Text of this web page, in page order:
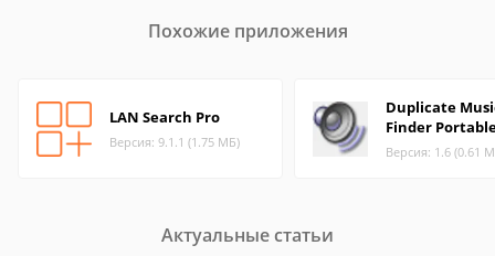
Похожие приложения
LAN Search Pro
Версия: 9.1.1 (1.75 МБ)
Duplicate
Finder
Версия: 1.6 (0.61
Актуальные статьи